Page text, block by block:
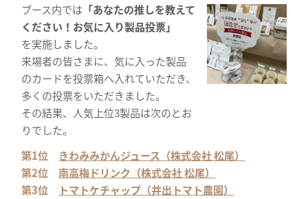
ブース内では 「あなたの推しを教えて
ください！お気に入り製品投票」
を実施しました。
来場者の皆さまに、気に入った製品
のカードを投票箱へ入れていただき、
多くの投票をいただきました。
その結果、人気上位3製品は次のとお
りでした。
第1位 きわみみかんジュース（株式会社 松尾）
第2位 南高梅ドリンク（株式会社 松尾）
第3位
トマトケチャップ（井出トマト農園）